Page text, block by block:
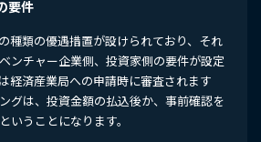
要件
種類の優遇措置が設けられており、それ
ンチャー企業側、投資家側の要件が設定
経済産業局への申請時に審査されます
グは、投資金額の払込後か、事前確認を
いうことになります。